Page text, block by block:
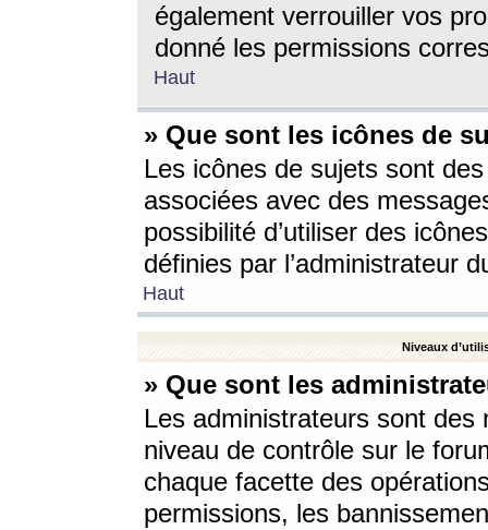
également verrouiller vos
donné les permissions
Haut
» Que sont les icônes de
Les icônes de sujets sont
associées avec des
possibilité d’utiliser des
définies par l’administrateur
Haut
Niveaux
» Que sont les
Les administrateurs sont
niveau de contrôle sur le
chaque facette des
permissions, les